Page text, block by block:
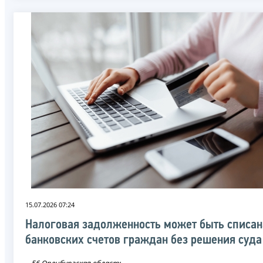
15.07.2026 07:24
Налоговая задолженность может быть
банковских счетов граждан без решения суда